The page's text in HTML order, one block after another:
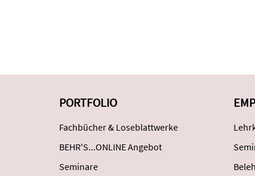
PORTFOLIO
Fachbücher & Loseblattwerke
BEHR'S...ONLINE Angebot
Seminare